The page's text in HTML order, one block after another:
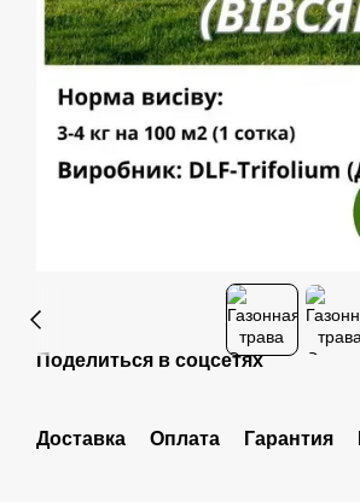
Поделиться в соцсетях
Доставка Оплата Гарантия